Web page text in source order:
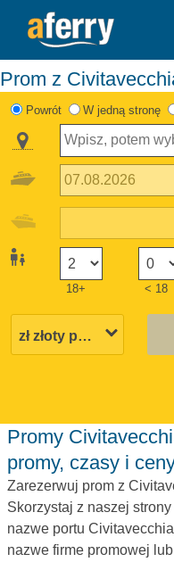
Prom z
Powrót W jedną stronę
18+ < 18
Promy Civitavecchia do Tulonu. Porównaj
promy, czasy i
Zarezerwuj prom z
Skorzystaj z naszej
nazwe portu
nazwe firme promowej